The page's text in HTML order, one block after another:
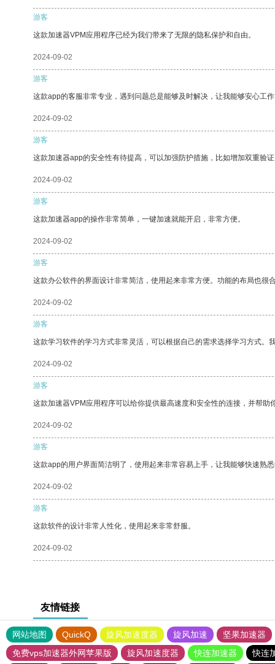
游客
这款加速器VPM应用程序已经为我们带来了无限的隐私保护和自由。
2024-09-02
游客
这款app的客服非常专业，遇到问题总是能够及时解决，让我能够安心工
2024-09-02
游客
这款加速器app的安全性有待提高，可以加强防护措施，比如增加双重验
2024-09-02
游客
这款加速器app的操作非常简单，一键加速就能开启，非常方便。
2024-09-02
游客
这款办公软件的界面设计非常简洁，使用起来非常方便。功能的布局也很
2024-09-02
游客
这款学习软件的学习方式非常灵活，可以根据自己的需求选择学习方式。
2024-09-02
游客
这款加速器VPM应用程序可以给你提供最高速度和安全性的连接，并帮助
2024-09-02
游客
这款app的用户界面简洁明了，使用起来非常容易上手，让我能够快速熟
2024-09-02
游客
这款软件的设计非常人性化，使用起来非常舒服。
2024-09-02
友情链接
网站地图 QuickQ 旋风加速度器 旋风加速
坚果加速器
免费vps加速器外网苹果版
旋风加速度器 快连加速器 快连